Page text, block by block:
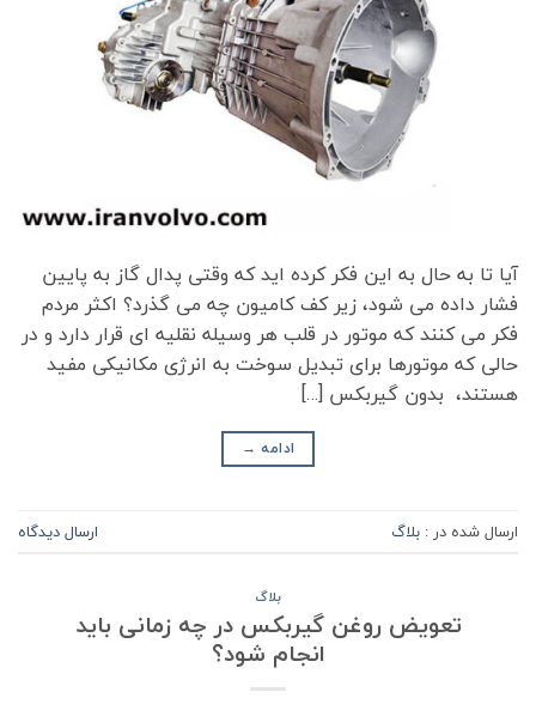
آیا تا به حال به این فکر کرده اید که وقتی پدال گاز به پایین
فشار داده می شود، زیر کف کامیون چه می گذرد؟ اکثر مردم
فکر می کنند که موتور در قلب هر وسیله نقلیه ای قرار دارد و در
حالی که موتورها برای تبدیل سوخت به انرژی مکانیکی مفید
هستند، بدون گیربکس […]
ادامه →
ارسال شده در : بلاگ ارسال دیدگاه
بلاگ
تعویض روغن گیربکس در چه زمانی باید
انجام شود؟